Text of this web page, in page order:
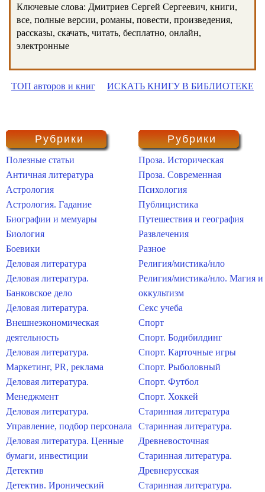
Ключевые слова: Дмитриев Сергей Сергеевич, книги,
все, полные версии, романы, повести, произведения,
рассказы, скачать, читать, бесплатно, онлайн,
электронные
ТОП авторов и книг ИСКАТЬ КНИГУ В БИБЛИОТЕКЕ
Рубрики
Полезные статьи
Античная литература
Астрология
Астрология. Гадание
Биографии и мемуары
Биология
Боевики
Деловая литература
Деловая литература.
Банковское дело
Деловая литература.
Внешнеэкономическая
деятельность
Деловая литература.
Маркетинг, PR, реклама
Деловая литература.
Менеджмент
Деловая литература.
Управление, подбор персонала
Деловая литература. Ценные
бумаги, инвестиции
Детектив
Детектив. Иронический
Рубрики
Проза. Историческая
Проза. Современная
Психология
Публицистика
Путешествия и география
Развлечения
Разное
Религия/мистика/нло
Религия/мистика/нло. Магия и
оккультизм
Секс учеба
Спорт
Спорт. Бодибилдинг
Спорт. Карточные игры
Спорт. Рыболовный
Спорт. Футбол
Спорт. Хоккей
Старинная литература
Старинная литература.
Древневосточная
Старинная литература.
Древнерусская
Старинная литература.